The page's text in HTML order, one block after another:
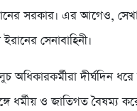
সরকার। এর আগেও,
সেনাবাহিনী।
অধিকারকর্মীরা দীর্ঘদিন
ধর্মীয় ও জাতিগত বৈষম্য